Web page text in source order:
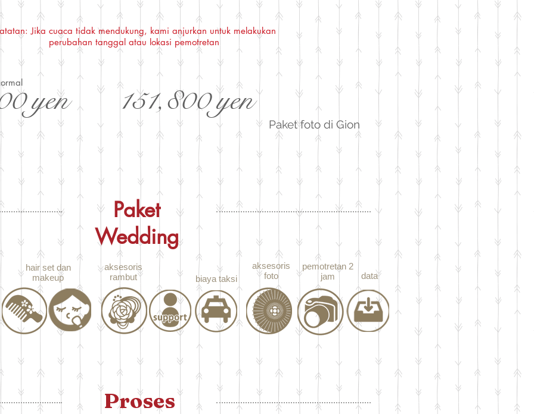
Jika cuaca tidak mendukung, kami anjurkan untuk melakukan
perubahan tanggal atau lokasi pemotretan
yen 151,800 yen
​Paket foto di Gion
Paket
Wedding
hair set dan
makeup
aksesoris
rambut
biaya taksi
aksesoris
foto
​pemotretan 2
jam
data
Proses